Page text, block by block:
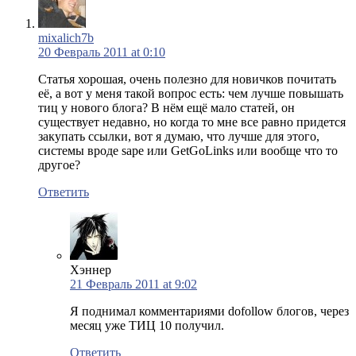
mixalich7b
20 Февраль 2011 at 0:10
Статья хорошая, очень полезно для новичков почитать
её, а вот у меня такой вопрос есть: чем лучше повышать
тиц у нового блога? В нём ещё мало статей, он
существует недавно, но когда то мне все равно придется
закупать ссылки, вот я думаю, что лучше для этого,
системы вроде sape или GetGoLinks или вообще что то
другое?
Ответить
Хэннер
21 Февраль 2011 at 9:02
Я поднимал комментариями dofollow блогов, через
месяц уже ТИЦ 10 получил.
Ответить